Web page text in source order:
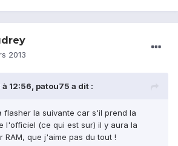
2013
12:56, patou75 a dit :
flasher la suivante car s'il prend la
l'officiel (ce qui est sur) il y aura la
RAM, que j'aime pas du tout !